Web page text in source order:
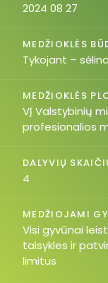
2024 08 27
MEDŽIOKLĖS
Tykojant –
MEDŽIOKLĖS
VĮ Valstybinių
profesionalios
DALYVIŲ
4
MEDŽIOJAMI
Visi gyvūnai
taisykles ir
limitus